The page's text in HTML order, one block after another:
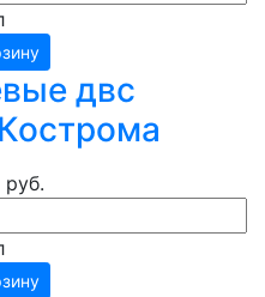
двс